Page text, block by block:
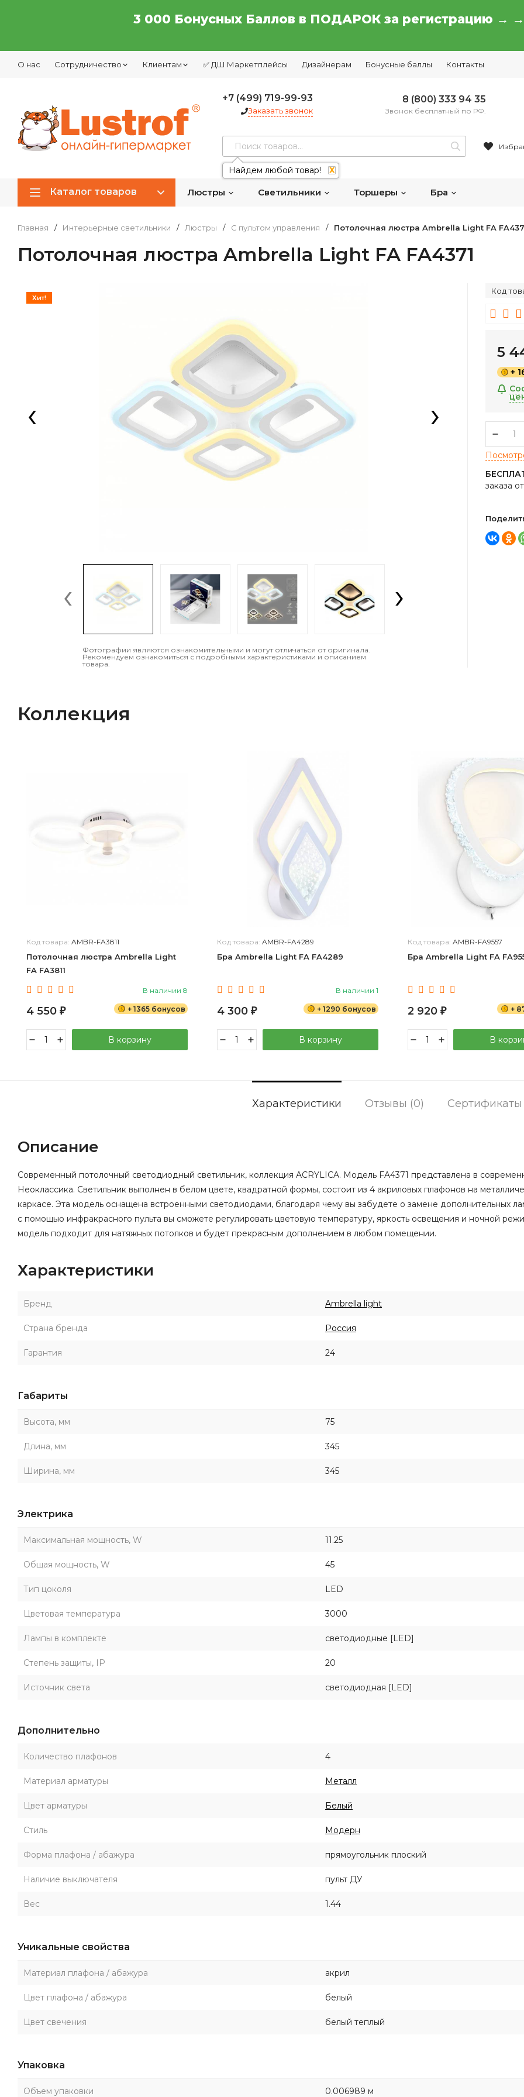
3 000 Бонусных Баллов в ПОДАРОК за регистрацию →
О нас Сотрудничество Клиентам ✅ ДШ Маркетплейсы Дизайнерам Бонусные баллы Контакты
+7 (499) 719-99-93
Заказать звонок
8 (800) 333 94 35
Звонок бесплатный по РФ.
Найдем любой товар! X
Каталог товаров Люстры Светильники Торшеры Бра
Главная / Интерьерные светильники / Люстры / С пультом управления / Потолочная люстра Ambrella Light FA
Потолочная люстра Ambrella Light FA FA4371
Хит!
‹ ›
‹ ›
Фотографии являются ознакомительными и могут отличаться от оригинала.
Рекомендуем ознакомиться с подробными характеристиками и описанием
товара.
Код
5
+
заказа
Коллекция
Код товара: AMBR-FA3811
Потолочная люстра Ambrella Light
FA FA3811
В наличии 8
4 550 ₽ + 1365 бонусов
В корзину
Код товара: AMBR-FA4289
Бра Ambrella Light FA FA4289
В наличии 1
4 300 ₽ + 1290 бонусов
В корзину
Код товара: AMBR-FA9557
Бра Ambrella Light FA
2 920 ₽ +
В
Характеристики Отзывы (0) Сертификаты
Описание
Современный потолочный светодиодный светильник, коллекция ACRYLICA. Модель FA4371 представлена в
Неоклассика. Светильник выполнен в белом цвете, квадратной формы, состоит из 4 акриловых плафонов на
каркасе. Эта модель оснащена встроенными светодиодами, благодаря чему вы забудете о замене дополнительных
с помощью инфракрасного пульта вы сможете регулировать цветовую температуру, яркость освещения и ночной
модель подходит для натяжных потолков и будет прекрасным дополнением в любом помещении.
Характеристики
Бренд Ambrella light
Страна бренда Россия
Гарантия 24
Габариты
Высота, мм 75
Длина, мм 345
Ширина, мм 345
Электрика
Максимальная мощность, W 11.25
Общая мощность, W 45
Тип цоколя LED
Цветовая температура 3000
Лампы в комплекте светодиодные [LED]
Степень защиты, IP 20
Источник света светодиодная [LED]
Дополнительно
Количество плафонов 4
Материал арматуры Металл
Цвет арматуры Белый
Стиль Модерн
Форма плафона / абажура прямоугольник плоский
Наличие выключателя пульт ДУ
Вес 1.44
Уникальные свойства
Материал плафона / абажура акрил
Цвет плафона / абажура белый
Цвет свечения белый теплый
Упаковка
Объем упаковки 0.006989 м